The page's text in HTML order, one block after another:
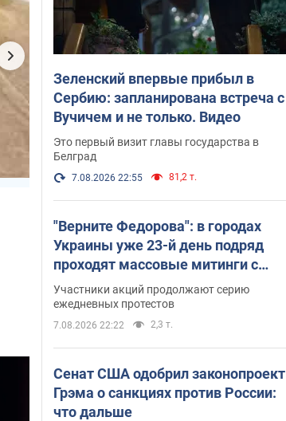
Зеленский впервые прибыл в
Сербию: запланирована встреча с
Вучичем и не только. Видео
Это первый визит главы государства в
Белград
7.08.2026 22:55 81,2 т.
"Верните Федорова": в городах
Украины уже 23-й день подряд
проходят массовые митинги с
плакатами. Фото и видео
Участники акций продолжают серию
ежедневных протестов
7.08.2026 22:22 2,3 т.
Сенат США одобрил законопроект
Грэма о санкциях против России:
что дальше